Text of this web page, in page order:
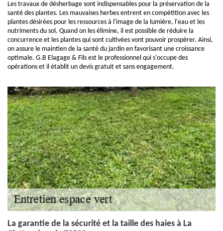
Les travaux de désherbage sont indispensables pour la préservation de la
santé des plantes. Les mauvaises herbes entrent en compétition avec les
plantes désirées pour les ressources à l'image de la lumière, l'eau et les
nutriments du sol. Quand on les élimine, il est possible de réduire la
concurrence et les plantes qui sont cultivées vont pouvoir prospérer. Ainsi,
on assure le maintien de la santé du jardin en favorisant une croissance
optimale. G.B Elagage & Fils est le professionnel qui s'occupe des
opérations et il établit un devis gratuit et sans engagement.
La garantie de la sécurité et la taille des haies à La